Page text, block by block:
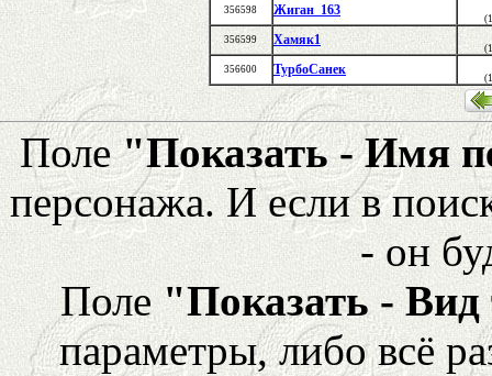
356598
Жиган_163
356599
Хамяк1
356600
ТурбоСанек
Поле"Показать - Имя
персонажа. И если в
- он
Поле "Показать -
параметры, либо всё